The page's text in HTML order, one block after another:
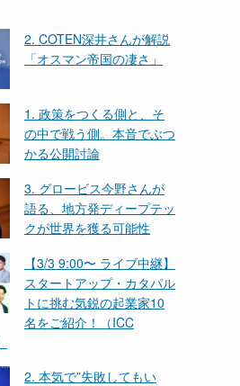
2. COTEN深井さんが解説
「オスマン帝国の凄さ」
1. 政策をつくる側と、そ
の中で戦う側。本音でぶつ
かる公開討論
3. グロービス今野さんが
語る、地方発ディープテッ
クが世界を獲る可能性
【3/3 9:00〜 ライブ中継】
スタートアップ・カタパル
トに挑む気鋭の起業家10
名をご紹介！（ICC
2. 本気で”失敗してもい